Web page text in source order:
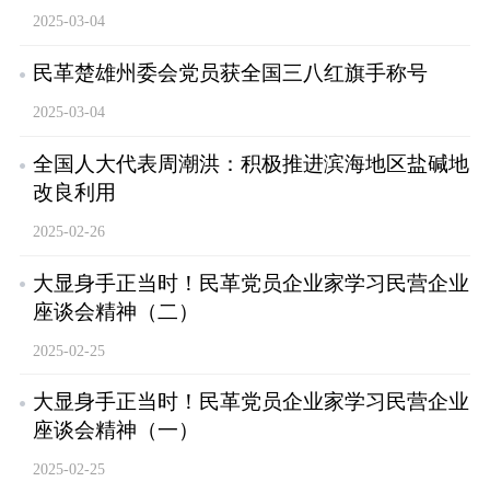
2025-03-04
民革楚雄州委会党员获全国三八红旗手称号
2025-03-04
全国人大代表周潮洪：积极推进滨海地区盐碱地
改良利用
2025-02-26
大显身手正当时！民革党员企业家学习民营企业
座谈会精神（二）
2025-02-25
大显身手正当时！民革党员企业家学习民营企业
座谈会精神（一）
2025-02-25